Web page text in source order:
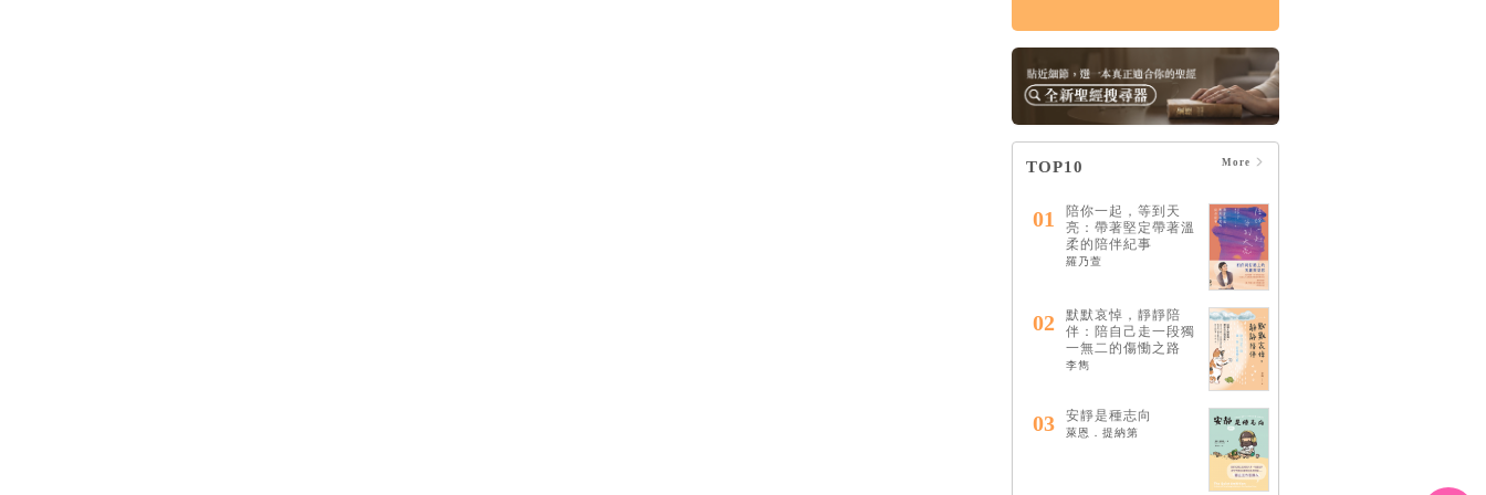
往救贖唯一的道路
HK$124 $130
TOP10 More
01
陪你一起，等到天
亮：帶著堅定帶著溫
柔的陪伴紀事
羅乃萱
02
默默哀悼，靜靜陪
伴：陪自己走一段獨
一無二的傷慟之路
李雋
03 安靜是種志向
萊恩．提納第